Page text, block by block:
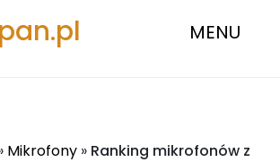
MENU
Mikrofony » Ranking mikrofonów z